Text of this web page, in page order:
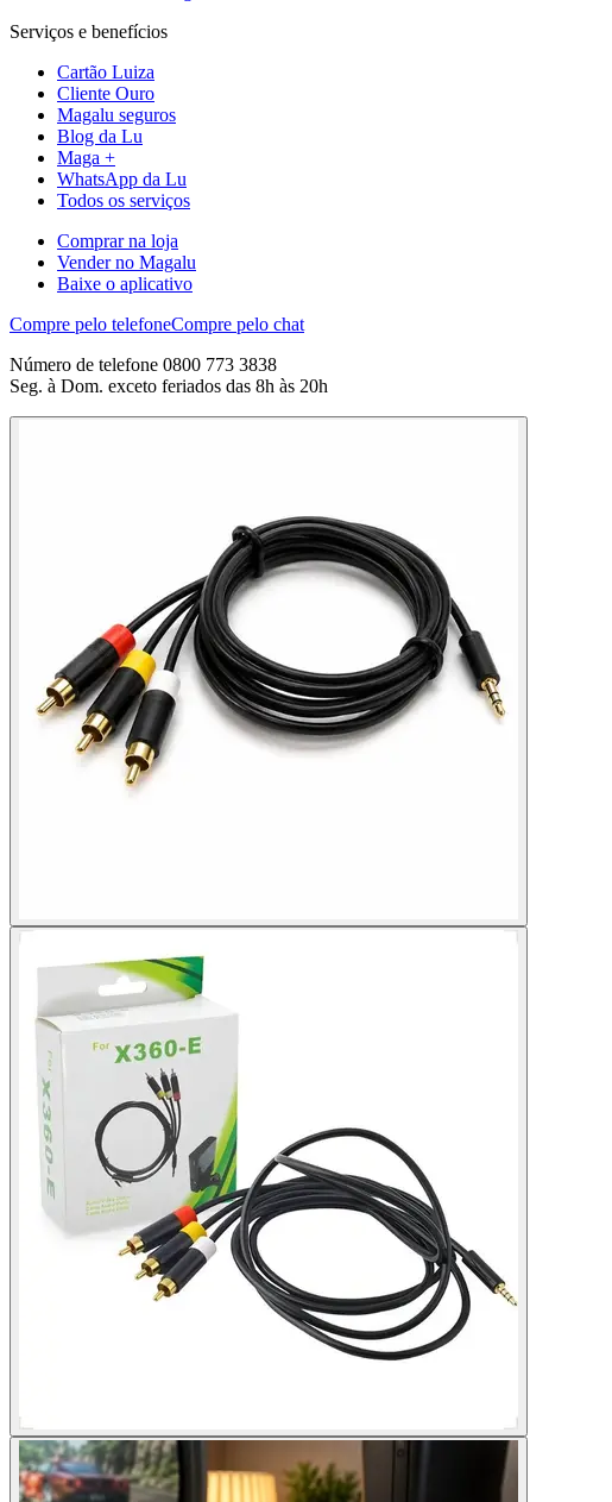
Serviços e benefícios
Cartão Luiza
Cliente Ouro
Magalu seguros
Blog da Lu
Maga +
WhatsApp da Lu
Todos os serviços
Comprar na loja
Vender no Magalu
Baixe o aplicativo
Compre pelo telefoneCompre pelo chat
Número de telefone 0800 773 3838
Seg. à Dom. exceto feriados das 8h às 20h